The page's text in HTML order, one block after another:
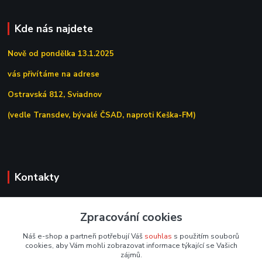
Kde nás najdete
Nově od pondělka 13.1.2025
vás přivítáme na adrese
Ostravská 812, Sviadnov
(vedle Transdev, bývalé ČSAD, naproti Keška-FM)
Kontakty
obchod@tipoffice.cz
Zpracování cookies
Náš e-shop a partneři potřebují Váš souhlas s použitím souborů
cookies, aby Vám mohli zobrazovat informace týkající se Vašich
zájmů.